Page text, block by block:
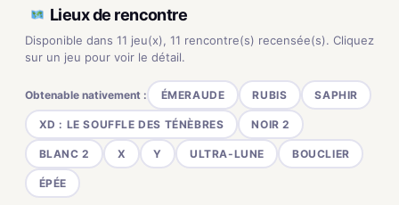
Lieux de rencontre
Disponible dans 11 jeu(x), 11 rencontre(s) recensée(s). Cliquez
sur un jeu pour voir le détail.
Obtenable nativement : ÉMERAUDE RUBIS SAPHIR
XD : LE SOUFFLE DES TÉNÈBRES NOIR 2
BLANC 2 X Y ULTRA-LUNE BOUCLIER
ÉPÉE